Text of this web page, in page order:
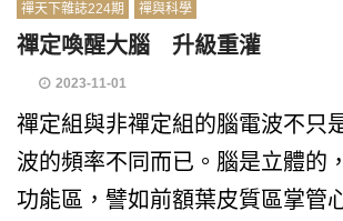
禪天下雜誌224期 禪與科學
禪定喚醒大腦 升級重灌
2023-11-01
禪定組與非禪定組的腦電波不只
波的頻率不同而已。腦是立體的
功能區，譬如前額葉皮質區掌管